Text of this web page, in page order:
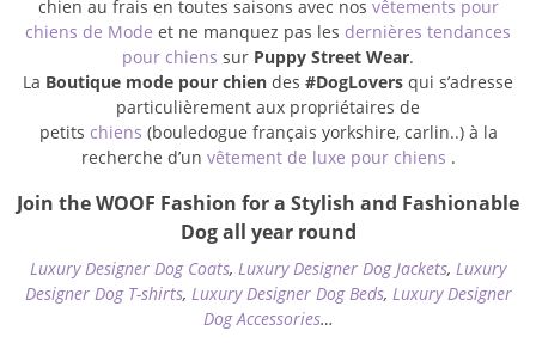
chien au frais en toutes saisons avec nos vêtements pour
chiens de Mode et ne manquez pas les dernières tendances
pour chiens sur Puppy Street Wear.
La Boutique mode pour chien des #DogLovers qui s’adresse
particulièrement aux propriétaires de
petits chiens (bouledogue français yorkshire, carlin..) à la
recherche d’un vêtement de luxe pour chiens .
Join the WOOF Fashion for a Stylish and Fashionable
Dog all year round
Luxury Designer Dog Coats, Luxury Designer Dog Jackets, Luxury
Designer Dog T-shirts, Luxury Designer Dog Beds, Luxury Designer
Dog Accessories…